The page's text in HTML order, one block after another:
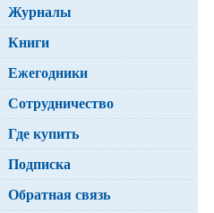
Журналы
Книги
Ежегодники
Сотрудничество
Где купить
Подписка
Обратная связь